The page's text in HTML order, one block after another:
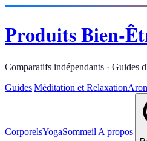
Produits Bien-
Comparatifs indépendants · Guides
Guides|Méditation et Relaxation
CorporelsYogaSommeil|A propos|